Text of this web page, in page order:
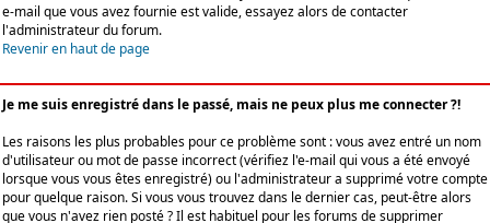
e-mail que vous avez fournie est valide, essayez alors de contacter
l'administrateur du forum.
Revenir en haut de page
Je me suis enregistré dans le passé, mais ne peux plus me connecter ?!
Les raisons les plus probables pour ce problème sont : vous avez entré un nom
d'utilisateur ou mot de passe incorrect (vérifiez l'e-mail qui vous a été envoyé
lorsque vous vous êtes enregistré) ou l'administrateur a supprimé votre compte
pour quelque raison. Si vous vous trouvez dans le dernier cas, peut-être alors
que vous n'avez rien posté ? Il est habituel pour les forums de supprimer